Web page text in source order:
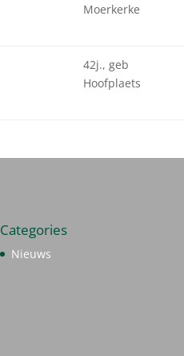
Moerkerke
42j., geb
Hoofplaets
Categories
Nieuws